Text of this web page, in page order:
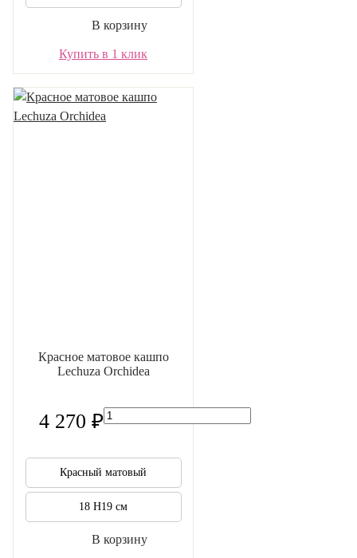
В корзину
Купить в 1 клик
Красное матовое кашпо
Lechuza Orchidea
4 270 ₽
Красный матовый
18 H19 см
В корзину